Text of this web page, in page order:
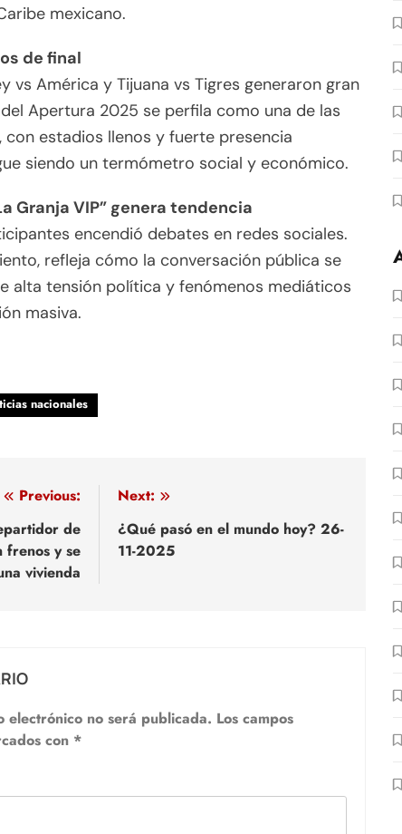
mexicano.
de final
vs América y Tijuana vs Tigres generaron gran
Apertura 2025 se perfila como una de las
con estadios llenos y fuerte presencia
siendo un termómetro social y económico.
Granja VIP” genera tendencia
encendió debates en redes sociales.
refleja cómo la conversación pública se
alta tensión política y fenómenos mediáticos
masiva.
nacionales
Previous:
de
frenos y se
vivienda
Next:
¿Qué pasó en el mundo hoy? 26-
11-2025
electrónico no será publicada. Los campos
con *